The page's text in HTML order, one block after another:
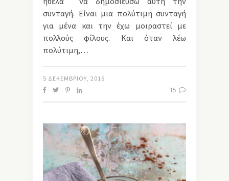
συνταγή. Είναι μια πολύτιμη συνταγή
για μένα και την έχω μοιραστεί με
πολλούς φίλους. Και όταν λέω
πολύτιμη,…
5 ΔΕΚΕΜΒΡΊΟΥ, 2016
15